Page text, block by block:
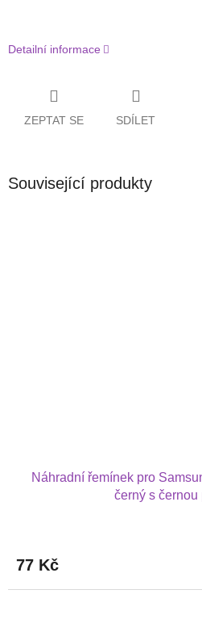
Detailní informace
ZEPTAT SE SDÍLET
Související produkty
Náhradní řemínek pro
černý s černou
77 Kč